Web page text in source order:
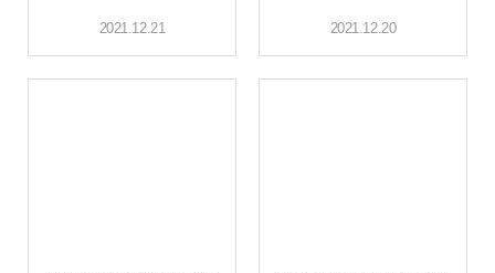
2021.12.21 2021.12.20